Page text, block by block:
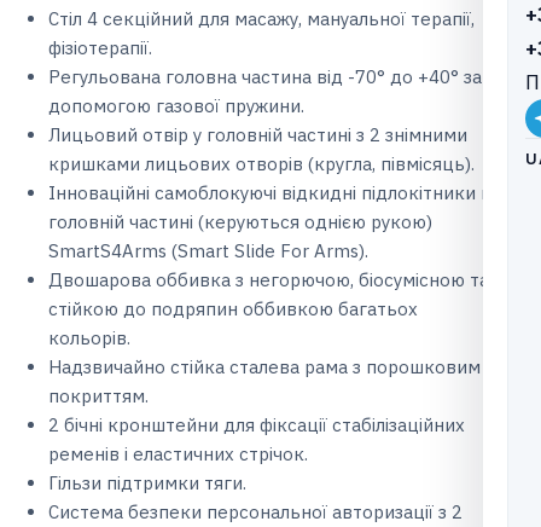
Стіл 4 секційний для масажу, мануальної терапії,
фізіотерапії.
Регульована головна частина від -70° до +40° за
допомогою газової пружини.
Лицьовий отвір у головній частині з 2 знімними
кришками лицьових отворів (кругла, півмісяць).
Інноваційні самоблокуючі відкидні підлокітники в
головній частині (керуються однією рукою)
SmartS4Arms (Smart Slide For Arms).
Двошарова оббивка з негорючою, біосумісною та
стійкою до подряпин оббивкою багатьох
кольорів.
Надзвичайно стійка сталева рама з порошковим
покриттям.
2 бічні кронштейни для фіксації стабілізаційних
ременів і еластичних стрічок.
Гільзи підтримки тяги.
Система безпеки персональної авторизації з 2